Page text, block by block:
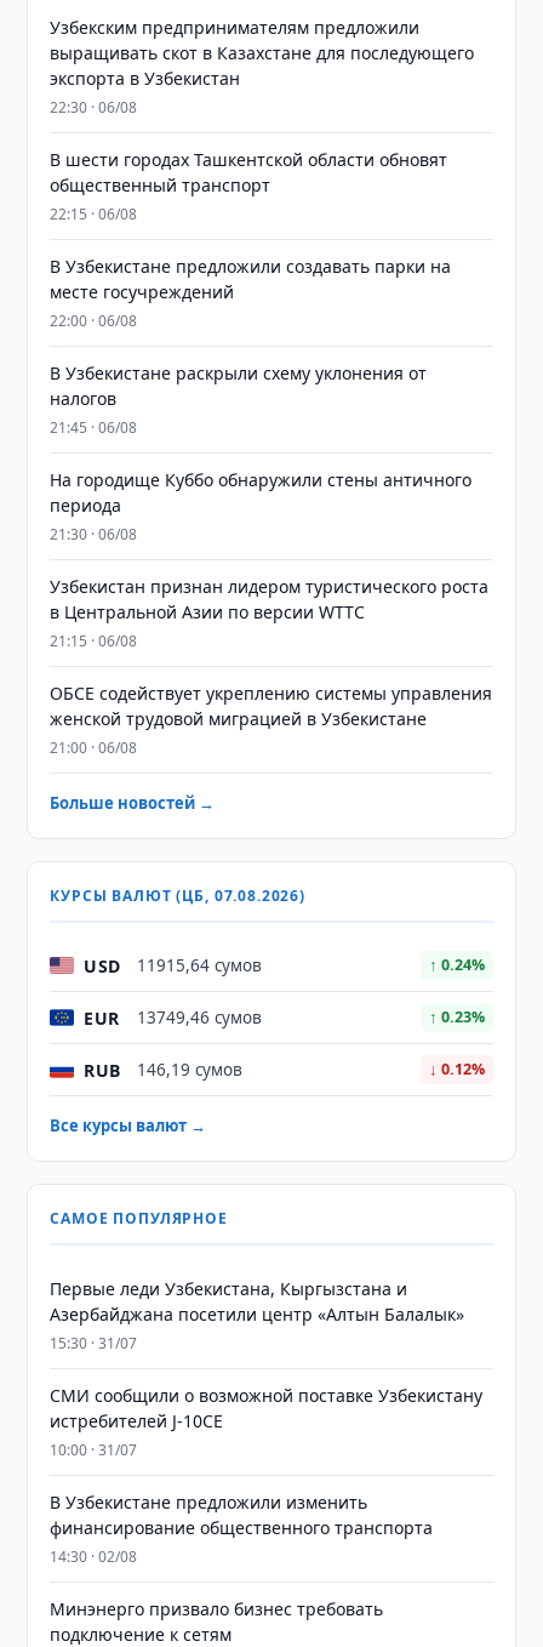
Узбекским предпринимателям предложили
выращивать скот в Казахстане для последующего
экспорта в Узбекистан
22:30 · 06/08
В шести городах Ташкентской области обновят
общественный транспорт
22:15 · 06/08
В Узбекистане предложили создавать парки на
месте госучреждений
22:00 · 06/08
В Узбекистане раскрыли схему уклонения от
налогов
21:45 · 06/08
На городище Куббо обнаружили стены античного
периода
21:30 · 06/08
Узбекистан признан лидером туристического роста
в Центральной Азии по версии WTTC
21:15 · 06/08
ОБСЕ содействует укреплению системы управления
женской трудовой миграцией в Узбекистане
21:00 · 06/08
Больше новостей →
КУРСЫ ВАЛЮТ (ЦБ, 07.08.2026)
USD 11915,64 сумов ↑ 0.24%
EUR 13749,46 сумов ↑ 0.23%
RUB 146,19 сумов ↓ 0.12%
Все курсы валют →
САМОЕ ПОПУЛЯРНОЕ
Первые леди Узбекистана, Кыргызстана и
Азербайджана посетили центр «Алтын Балалык»
15:30 · 31/07
СМИ сообщили о возможной поставке Узбекистану
истребителей J-10CE
10:00 · 31/07
В Узбекистане предложили изменить
финансирование общественного транспорта
14:30 · 02/08
Минэнерго призвало бизнес требовать
подключение к сетям